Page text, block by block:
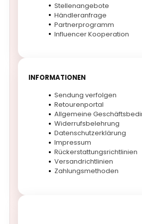
Stellenangebote
Händleranfrage
Partnerprogramm
Influencer Kooperation
INFORMATIONEN
Sendung verfolgen
Retourenportal
Allgemeine
Widerrufsbelehrung
Datenschutzerklärung
Impressum
Rückerstattungsrichtlinien
Versandrichtlinien
Zahlungsmethoden